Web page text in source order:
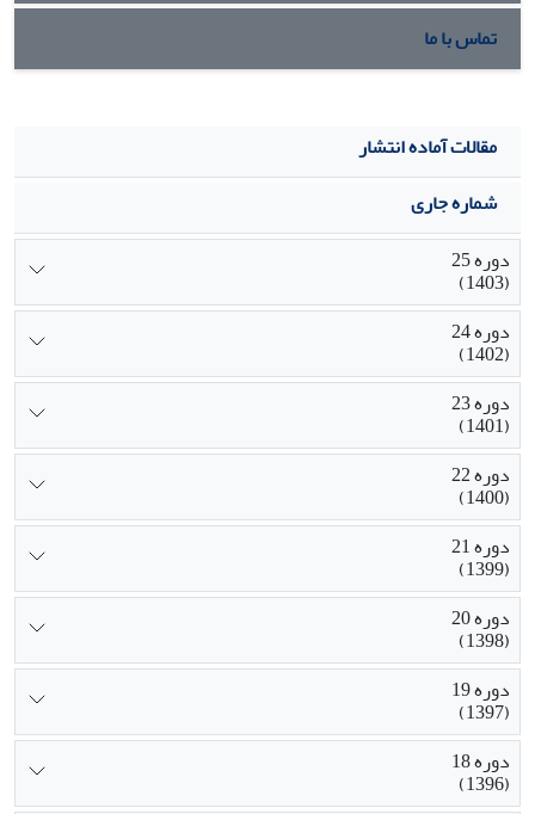
تماس با ما
مقالات آماده انتشار
شماره جاری
دوره 25
(1403)
دوره 24
(1402)
دوره 23
(1401)
دوره 22
(1400)
دوره 21
(1399)
دوره 20
(1398)
دوره 19
(1397)
دوره 18
(1396)